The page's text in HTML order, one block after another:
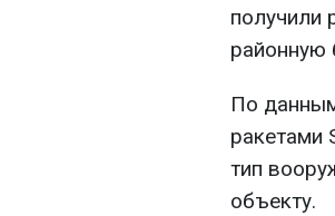
получили
районную
По
ракетами
тип
объекту.